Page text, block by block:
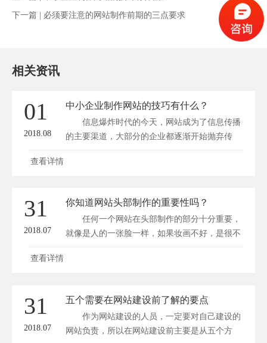
下一篇 | 必须要注意的网站制作前期的三点要求
相关资讯
01
2018.08
中小企业制作网站的技巧有什么？
信息爆炸时代的今天，网站成为了信息传播
的主要渠道，大部分的企业都逐渐开始抛弃传
统...
查看详情
31
2018.07
你知道网站头部制作的重要性吗？
任何一个网站在头部制作的部分十分重要，
就像是人的一张脸一样，如果妆画不好，是很不
好...
查看详情
31
2018.07
五个需要在网站建设前了解的要点
作为网站建设的人员，一定要对自己建设的
网站负责，所以在网站建设前主要是从五个方